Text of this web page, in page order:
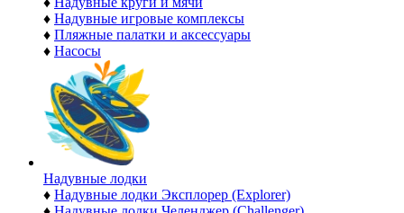
♦ Надувные игровые комплексы
♦ Пляжные палатки и аксессуары
♦ Насосы
Надувные лодки
♦ Надувные лодки Эксплорер (Explorer)